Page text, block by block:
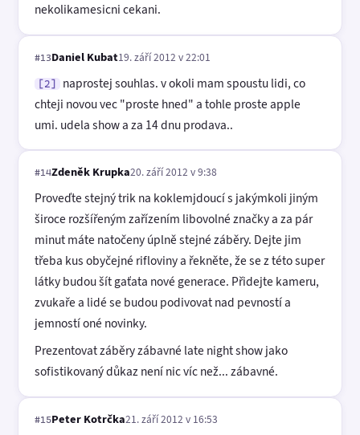
nekolikamesicni cekani.
#13Daniel Kubat19. září 2012 v 22:01
[2]
naprostej souhlas. v okoli mam spoustu lidi, co
chteji novou vec "proste hned" a tohle proste apple
umi. udela show a za 14 dnu prodava..
#14Zdeněk Krupka20. září 2012 v 9:38
Proveďte stejný trik na koklemjdoucí s jakýmkoli jiným
široce rozšířeným zařízením libovolné značky a za pár
minut máte natočeny úplně stejné záběry. Dejte jim
třeba kus obyčejné rifloviny a řekněte, že se z této super
látky budou šít gaťata nové generace. Přidejte kameru,
zvukaře a lidé se budou podivovat nad pevností a
jemností oné novinky.
Prezentovat záběry zábavné late night show jako
sofistikovaný důkaz není nic víc než... zábavné.
#15Peter Kotrčka21. září 2012 v 16:53